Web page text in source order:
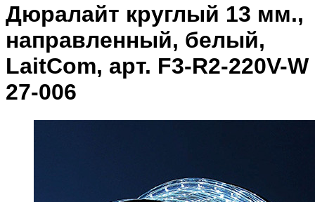
Дюралайт круглый 13 мм.,
направленный, белый,
LaitCom, арт. F3-R2-220V-W
27-006